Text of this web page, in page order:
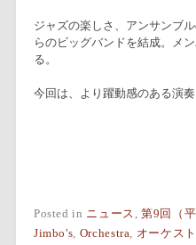
ジャズの楽しさ、アンサンブ
らのビッグバンドを結成。メ
る。
今回は、より躍動感のある演奏
Posted in ニュース ,第9回（平
Jimbo's Orchestra オーケス